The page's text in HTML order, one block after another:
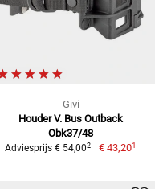
Givi
Houder V. Bus Outback
Obk37/48
Adviesprijs € 54,002 € 43,201